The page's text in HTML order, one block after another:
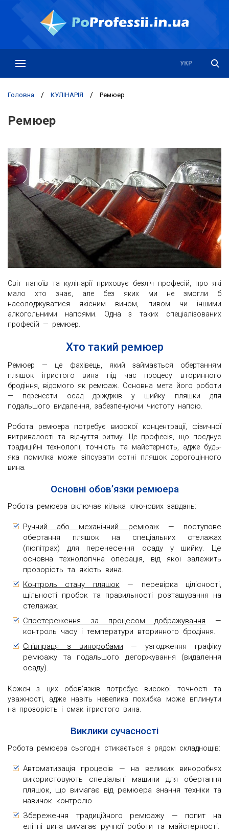
РУС
УКР
Головна / КУЛІНАРІЯ / Ремюер
Ремюер
Світ напоїв та кулінарії приховує безліч професій, про які
мало хто знає, але без яких ми не змогли б
насолоджуватися якісним вином, пивом чи іншими
алкогольними напоями. Одна з таких спеціалізованих
професій — ремюер.
Хто такий ремюер
Ремюер — це фахівець, який займається обертанням
пляшок ігристого вина під час процесу вторинного
бродіння, відомого як ремюаж. Основна мета його роботи
— перенести осад дріжджів у шийку пляшки для
подальшого видалення, забезпечуючи чистоту напою.
Робота ремюера потребує високої концентрації, фізичної
витривалості та відчуття ритму. Це професія, що поєднує
традиційні технології, точність та майстерність, адже будь-
яка помилка може зіпсувати сотні пляшок дорогоцінного
вина.
Основні обов’язки ремюера
Робота ремюера включає кілька ключових завдань:
Ручний або механічний ремюаж— поступове
обертання пляшок на спеціальних стелажах
(пюпітрах) для перенесення осаду у шийку. Це
основна технологічна операція, від якої залежить
прозорість та якість вина.
Контроль стану пляшок— перевірка цілісності,
щільності пробок та правильності розташування на
стелажах.
Спостереження за процесом дображування —
контроль часу і температури вторинного бродіння.
Співпраця з виноробами — узгодження графіку
ремюажу та подальшого дегоржування (видалення
осаду).
Кожен з цих обов’язків потребує високої точності та
уважності, адже навіть невелика похибка може вплинути
на прозорість і смак ігристого вина.
Виклики сучасності
Робота ремюера сьогодні стикається з рядом складнощів:
Автоматизація процесів — на великих виноробнях
використовують спеціальні машини для обертання
пляшок, що вимагає від ремюера знання техніки та
навичок контролю.
Збереження традиційного ремюажу — попит на
елітні вина вимагає ручної роботи та майстерності.